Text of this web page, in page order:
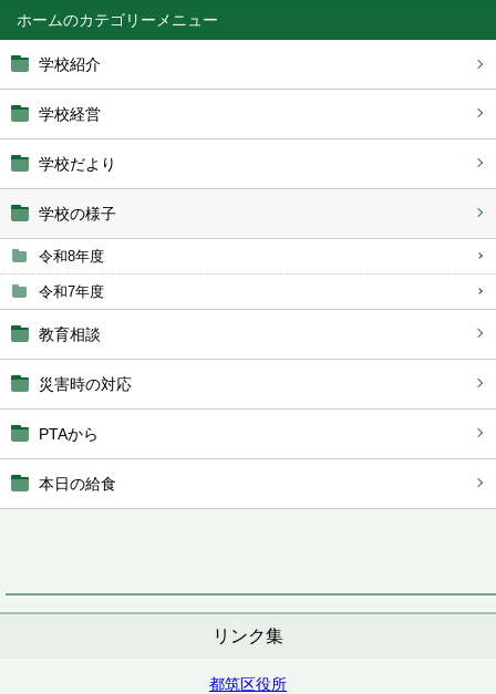
ホーム
学校紹介
学校経営
学校だより
学校の様子
令和8年度
令和7年度
教育相談
災害時の対応
PTAから
本日の給食
リンク集
都筑区役所